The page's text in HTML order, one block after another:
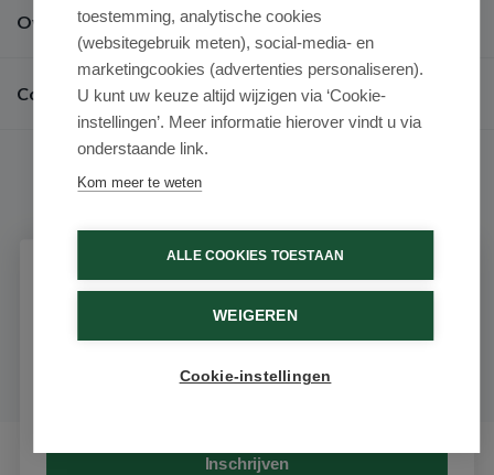
Over ons
Contact
9.6 / 10 (531 beoordelingen)
© 2026 - Medimart.nl.
toestemming, analytische cookies
(websitegebruik meten), social-media- en
marketingcookies (advertenties personaliseren).
U kunt uw keuze altijd wijzigen via ‘Cookie-
instellingen’. Meer informatie hierover vindt u via
onderstaande link.
Kom meer te weten
ALLE COOKIES TOESTAAN
WEIGEREN
Cookie-instellingen
Schrijf je in voor onze nieuwsbrief
Ontvang als eerste de beste aanbiedingen en persoonlijk
advies
Inschrijven